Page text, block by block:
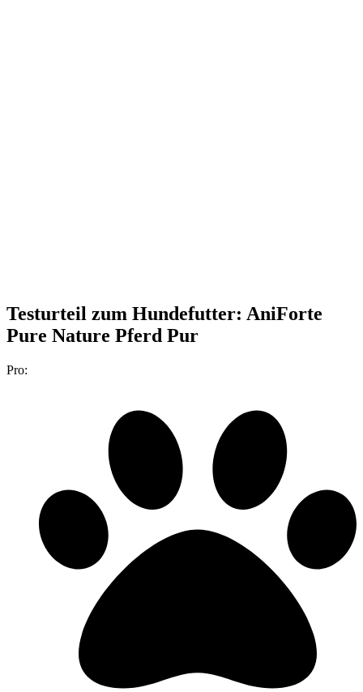
Testurteil zum Hundefutter: AniForte
Pure Nature Pferd Pur
Pro: